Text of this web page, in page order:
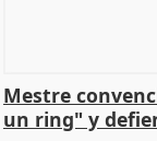
Mestre
un ring" y